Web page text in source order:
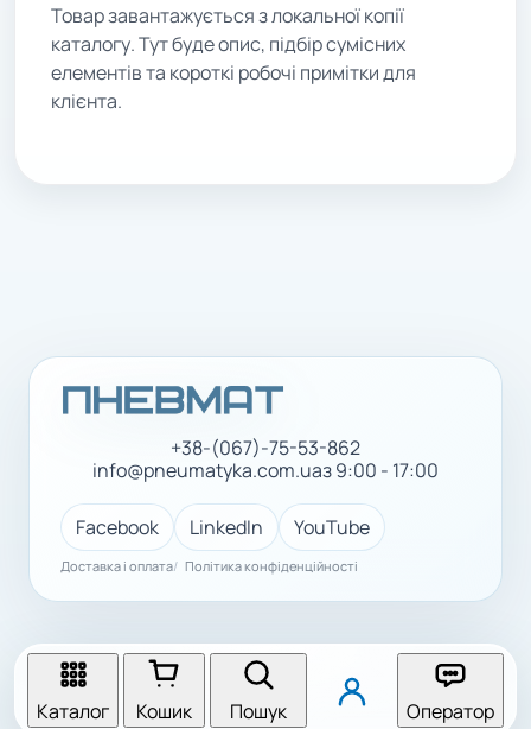
Товар завантажується з локальної копії
каталогу. Тут буде опис, підбір сумісних
елементів та короткі робочі примітки для
клієнта.
+38-(067)-75-53-862
info@pneumatyka.com.uaз 9:00 - 17:00
Facebook LinkedIn YouTube
Доставка і оплата Політика конфіденційності
Каталог Кошик Пошук Оператор